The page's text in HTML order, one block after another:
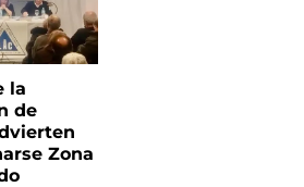
la
de
Zona